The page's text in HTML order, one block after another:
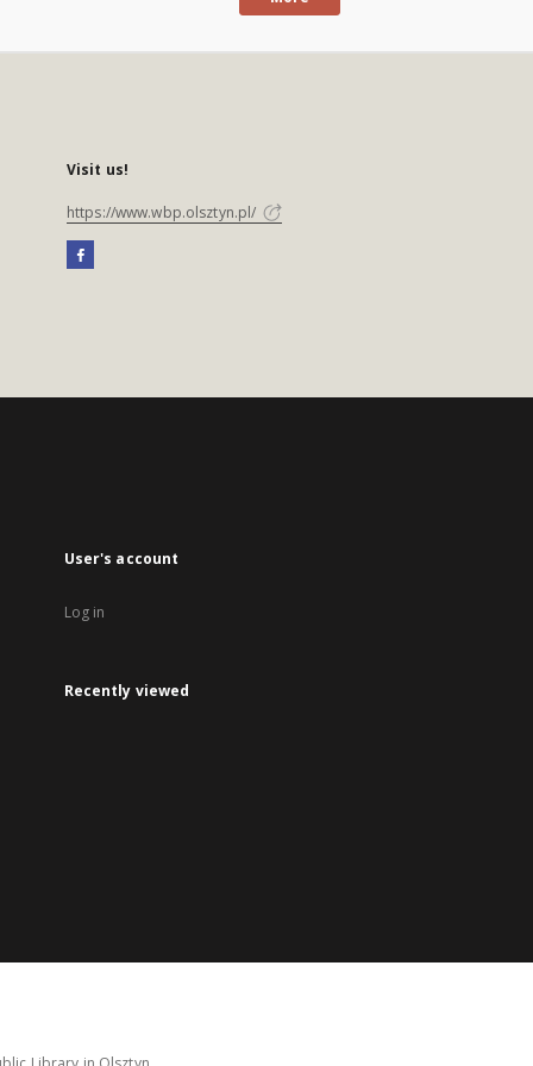
Visit us!
https://www.wbp.olsztyn.pl/
User's account
Log in
Recently viewed